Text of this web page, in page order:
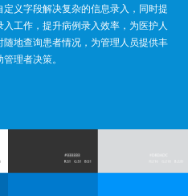
义字段解决复杂的信息录入，同时提
工作，提升病例录入效率，为医护人
地查询患者情况，为管理人员提供丰
理者决策。